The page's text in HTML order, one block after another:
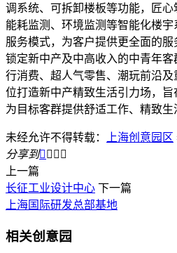
调系统、可拆卸楼板等功能，匠心
能耗监测、环境监测等智能化楼
服务模式，为客户提供更全面的服
锁定新中产及中高收入的中青年
行消费、超人气零售、潮玩前沿
位打造新中产精致生活引力场，旨
为目标客群提供舒适工作、精致生
未经允许不得转载： 上海创意园区
分享到   
上一篇
长征工业设计中心 下一篇
上海国际研发总部基地
相关创意园